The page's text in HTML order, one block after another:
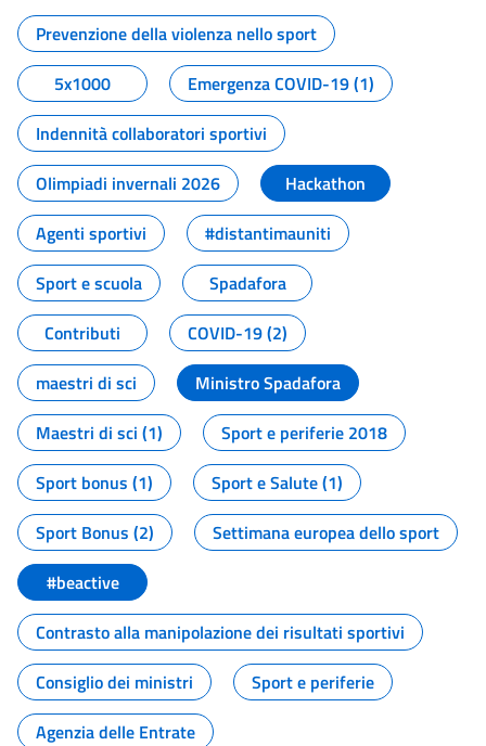
Tutti i contenuti della pagina
Prevenzione della violenza nello sport
5x1000
Emergenza COVID-19 (1)
Indennità collaboratori sportivi
Olimpiadi invernali 2026
Hackathon
Agenti sportivi
#distantimauniti
Sport e scuola
Spadafora
Contributi
COVID-19 (2)
maestri di sci
Ministro Spadafora
Maestri di sci (1)
Sport e periferie 2018
Sport bonus (1)
Sport e Salute (1)
Sport Bonus (2)
Settimana europea dello sport
#beactive
Contrasto alla manipolazione dei risultati sportivi
Consiglio dei ministri
Sport e periferie
Agenzia delle Entrate